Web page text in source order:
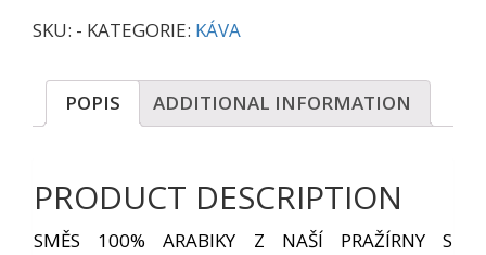
SKU: - KATEGORIE: KÁVA
POPIS ADDITIONAL INFORMATION
PRODUCT DESCRIPTION
SMĚS 100% ARABIKY Z NAŠÍ PRAŽÍRNY S